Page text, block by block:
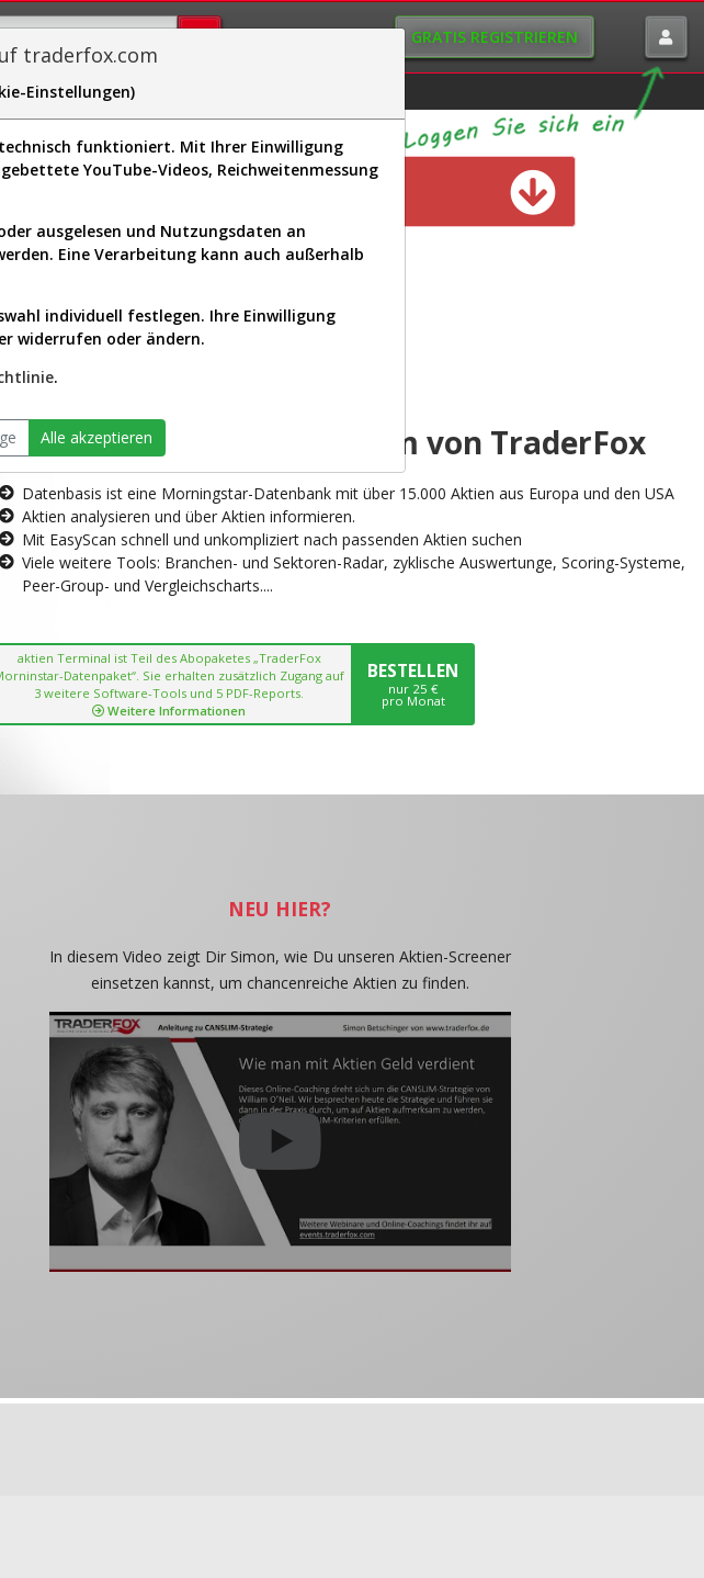
GRATIS REGISTRIEREN
Visualizations
Kunden verfügbar
TERMINAL
Aktienanalyse-Plattform von TraderFox
Datenbasis ist eine Morningstar-Datenbank mit über 15.000 Aktien aus Europa und den USA
Aktien analysieren und über Aktien informieren.
Mit EasyScan schnell und unkompliziert nach passenden Aktien suchen
Viele weitere Tools: Branchen- und Sektoren-Radar, zyklische Auswertunge, Scoring-Systeme,
Peer-Group- und Vergleichscharts....
aktien Terminal ist Teil des Abopaketes „TraderFox
Datenpaket“. Sie erhalten zusätzlich Zugang auf
3 weitere Software-Tools und 5 PDF-Reports.
Weitere Informationen
BESTELLEN
nur 25 €
pro Monat
NEU HIER?
In diesem Video zeigt Dir Simon, wie Du unseren Aktien-Screener
einsetzen kannst, um chancenreiche Aktien zu finden.
traderfox.com
Einstellungen)
funktioniert. Mit Ihrer Einwilligung
YouTube-Videos, Reichweitenmessung
ausgelesen und Nutzungsdaten an
Eine Verarbeitung kann auch außerhalb
individuell festlegen. Ihre Einwilligung
widerrufen oder ändern.
.
Alle akzeptieren